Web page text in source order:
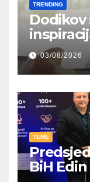
TRENDING
kroz
03/08/2026
TEME
BiH